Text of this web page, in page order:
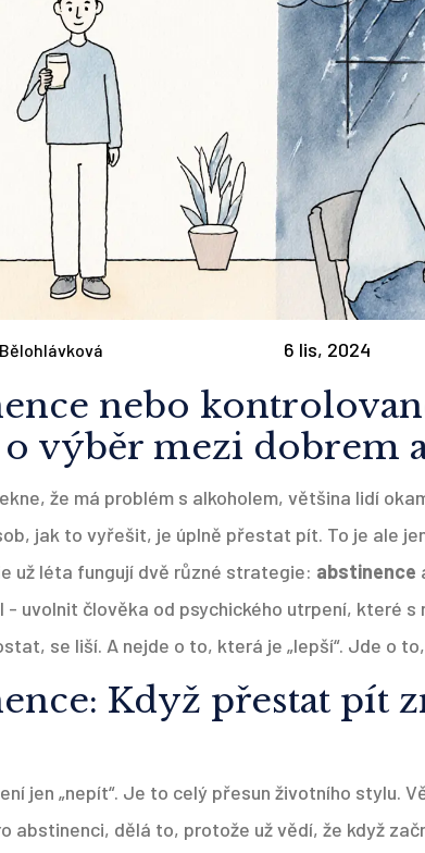
6 lis, 2024
nebo
výběr mezi dobrem
že má problém s alkoholem, většina lidí
jak to vyřešit, je úplně přestat pít. To je ale
už léta fungují dvě různé strategie: abstinence
- uvolnit člověka od psychického utrpení, které s
se liší. A nejde o to, která je „lepší“. Jde o
Když přestat pít
jen „nepít“. Je to celý přesun životního stylu.
abstinenci, dělá to, protože už vědí, že když